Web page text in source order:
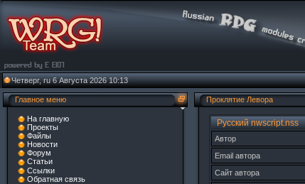
Четверг, ru 6 Августа 2026 10:13
Главное меню
На главную
Проекты
Файлы
Новости
Форум
Статьи
Ссылки
Обратная связь
Проклятие Левора
Русский nwscript.nss
Автор
Email автора
Сайт автора